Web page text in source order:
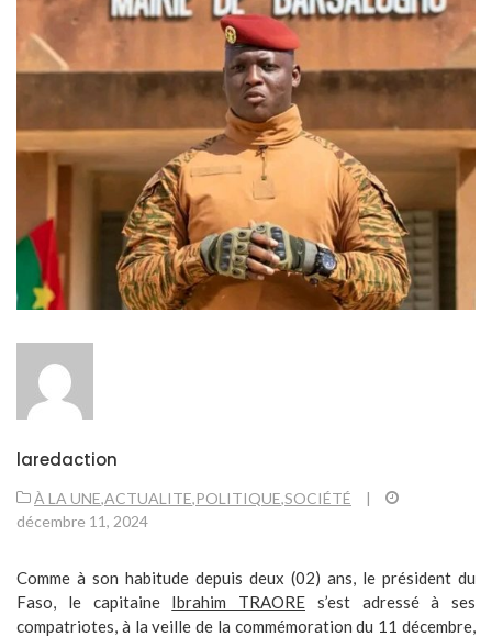
laredaction
À LA UNE,ACTUALITE,POLITIQUE,SOCIÉTÉ
|
décembre 11, 2024
Comme à son habitude depuis deux (02) ans, le président du
Faso, le capitaine Ibrahim TRAORE s’est adressé à ses
compatriotes, à la veille de la commémoration du 11 décembre,